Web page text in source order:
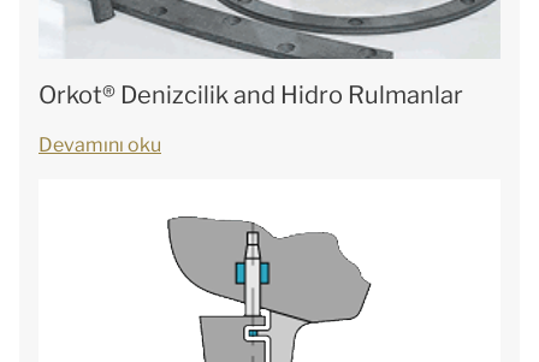
Orkot® Denizcilik and Hidro Rulmanlar
Devamını oku